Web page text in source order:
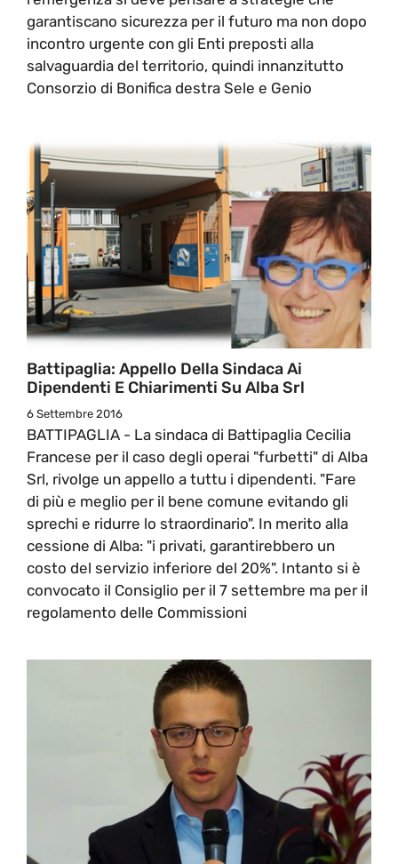
garantiscano sicurezza per il futuro ma non dopo
incontro urgente con gli Enti preposti alla
salvaguardia del territorio, quindi innanzitutto
Consorzio di Bonifica destra Sele e Genio
Battipaglia: Appello Della Sindaca Ai
Dipendenti E Chiarimenti Su Alba Srl
6 Settembre 2016
BATTIPAGLIA - La sindaca di Battipaglia Cecilia
Francese per il caso degli operai "furbetti" di Alba
Srl, rivolge un appello a tuttu i dipendenti. "Fare
di più e meglio per il bene comune evitando gli
sprechi e ridurre lo straordinario". In merito alla
cessione di Alba: "i privati, garantirebbero un
costo del servizio inferiore del 20%". Intanto si è
convocato il Consiglio per il 7 settembre ma per il
regolamento delle Commissioni